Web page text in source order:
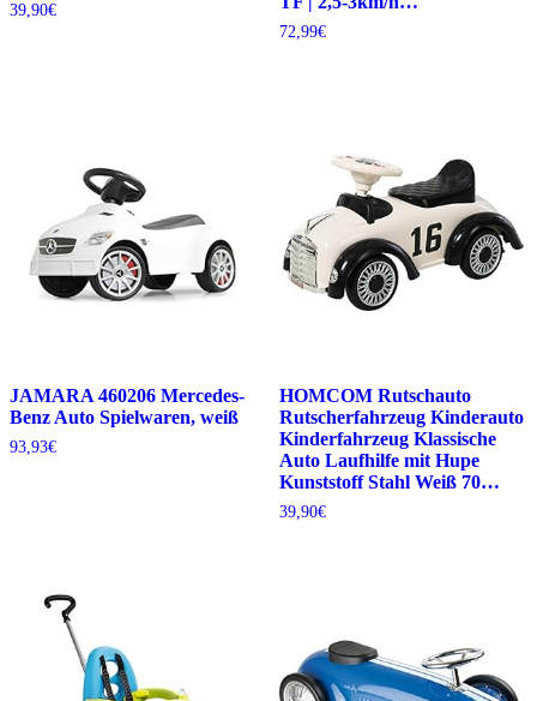
39,90€
72,99€
JAMARA 460206 Mercedes-
Benz Auto Spielwaren, weiß
93,93€
HOMCOM Rutschauto
Rutscherfahrzeug Kinderauto
Kinderfahrzeug Klassische
Auto Laufhilfe mit Hupe
Kunststoff Stahl Weiß 70…
39,90€